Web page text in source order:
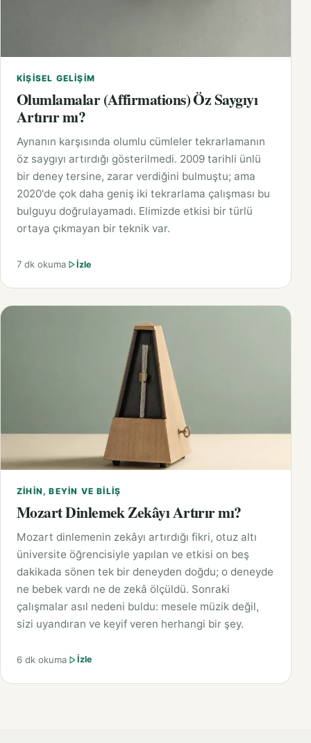
KIŞISEL GELIŞIM
Olumlamalar (Affirmations) Öz Saygıyı
Artırır mı?
Aynanın karşısında olumlu cümleler tekrarlamanın
öz saygıyı artırdığı gösterilmedi. 2009 tarihli ünlü
bir deney tersine, zarar verdiğini bulmuştu; ama
2020'de çok daha geniş iki tekrarlama çalışması bu
bulguyu doğrulayamadı. Elimizde etkisi bir türlü
ortaya çıkmayan bir teknik var.
7 dk okuma İzle
ZIHIN, BEYIN VE BILIŞ
Mozart Dinlemek Zekâyı Artırır mı?
Mozart dinlemenin zekâyı artırdığı fikri, otuz altı
üniversite öğrencisiyle yapılan ve etkisi on beş
dakikada sönen tek bir deneyden doğdu; o deneyde
ne bebek vardı ne de zekâ ölçüldü. Sonraki
çalışmalar asıl nedeni buldu: mesele müzik değil,
sizi uyandıran ve keyif veren herhangi bir şey.
6 dk okuma İzle